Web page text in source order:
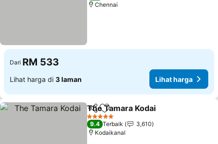
Chennai
Dari RM 533
Lihat harga di 3 laman Lihat harga
KongsiTambah ke favorit
The Tamara Kodai
5 Bintang
9.4 Terbaik
3,610
Kodaikanal